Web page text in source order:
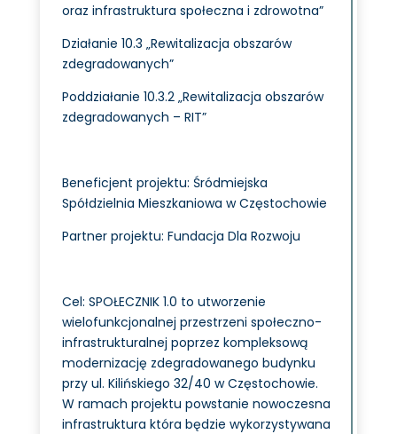
oraz infrastruktura społeczna i zdrowotna”
Działanie 10.3 „Rewitalizacja obszarów
zdegradowanych”
Poddziałanie 10.3.2 „Rewitalizacja obszarów
zdegradowanych – RIT”
Beneficjent projektu: Śródmiejska
Spółdzielnia Mieszkaniowa w Częstochowie
Partner projektu: Fundacja Dla Rozwoju
Cel: SPOŁECZNIK 1.0 to utworzenie
wielofunkcjonalnej przestrzeni społeczno-
infrastrukturalnej poprzez kompleksową
modernizację zdegradowanego budynku
przy ul. Kilińskiego 32/40 w Częstochowie.
W ramach projektu powstanie nowoczesna
infrastruktura która będzie wykorzystywana